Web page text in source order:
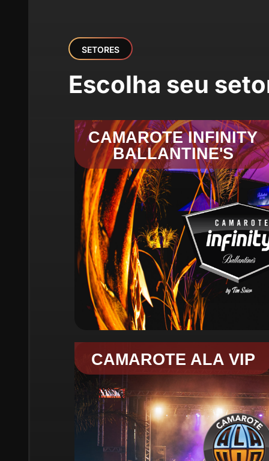
SETORES
Escolha seu
CAMAROTE INFINITY
BALLANTINE'S
CAMAROTE ALA VIP